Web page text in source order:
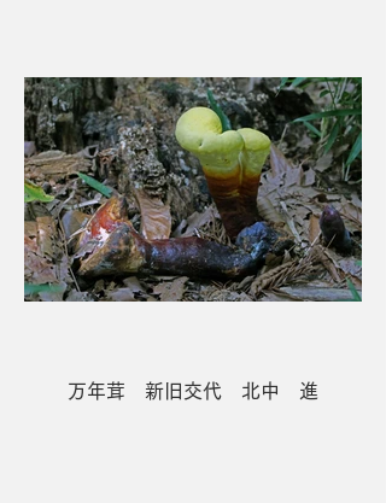
5席 乙女の輝き 碇 誠
万年茸 新旧交代 北中 進